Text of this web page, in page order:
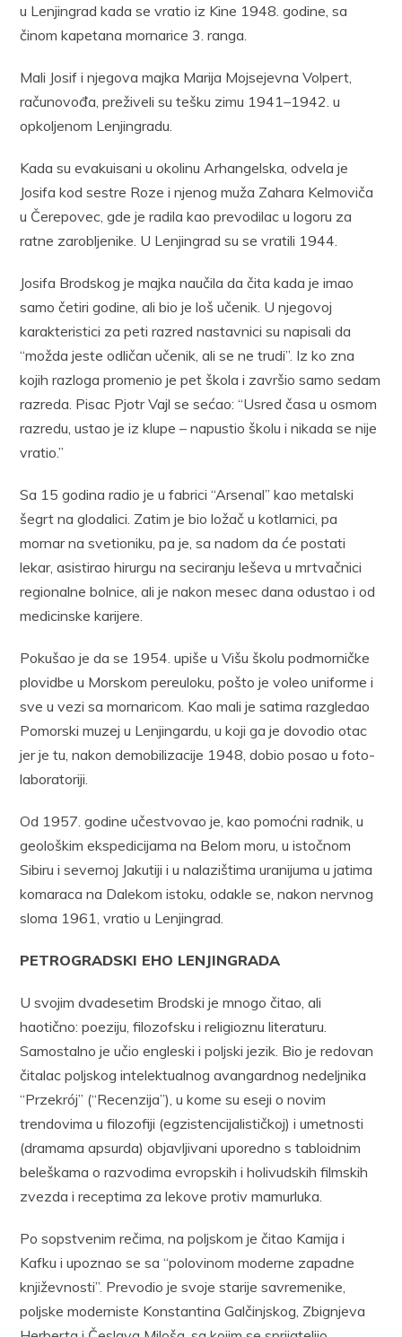
u Lenjingrad kada se vratio iz Kine 1948. godine, sa
činom kapetana mornarice 3. ranga.
Mali Josif i njegova majka Marija Mojsejevna Volpert,
računovođa, preživeli su tešku zimu 1941–1942. u
opkoljenom Lenjingradu.
Kada su evakuisani u okolinu Arhangelska, odvela je
Josifa kod sestre Roze i njenog muža Zahara Kelmoviča
u Čerepovec, gde je radila kao prevodilac u logoru za
ratne zarobljenike. U Lenjingrad su se vratili 1944.
Josifa Brodskog je majka naučila da čita kada je imao
samo četiri godine, ali bio je loš učenik. U njegovoj
karakteristici za peti razred nastavnici su napisali da
“možda jeste odličan učenik, ali se ne trudi”. Iz ko zna
kojih razloga promenio je pet škola i završio samo sedam
razreda. Pisac Pjotr Vajl se sećao: “Usred časa u osmom
razredu, ustao je iz klupe – napustio školu i nikada se nije
vratio.”
Sa 15 godina radio je u fabrici “Arsenal” kao metalski
šegrt na glodalici. Zatim je bio ložač u kotlarnici, pa
mornar na svetioniku, pa je, sa nadom da će postati
lekar, asistirao hirurgu na seciranju leševa u mrtvačnici
regionalne bolnice, ali je nakon mesec dana odustao i od
medicinske karijere.
Pokušao je da se 1954. upiše u Višu školu podmorničke
plovidbe u Morskom pereuloku, pošto je voleo uniforme i
sve u vezi sa mornaricom. Kao mali je satima razgledao
Pomorski muzej u Lenjingardu, u koji ga je dovodio otac
jer je tu, nakon demobilizacije 1948, dobio posao u foto-
laboratoriji.
Od 1957. godine učestvovao je, kao pomoćni radnik, u
geološkim ekspedicijama na Belom moru, u istočnom
Sibiru i severnoj Jakutiji i u nalazištima uranijuma u jatima
komaraca na Dalekom istoku, odakle se, nakon nervnog
sloma 1961, vratio u Lenjingrad.
PETROGRADSKI EHO LENJINGRADA
U svojim dvadesetim Brodski je mnogo čitao, ali
haotično: poeziju, filozofsku i religioznu literaturu.
Samostalno je učio engleski i poljski jezik. Bio je redovan
čitalac poljskog intelektualnog avangardnog nedeljnika
“Przekrój” (“Recenzija”), u kome su eseji o novim
trendovima u filozofiji (egzistencijalističkoj) i umetnosti
(dramama apsurda) objavljivani uporedno s tabloidnim
beleškama o razvodima evropskih i holivudskih filmskih
zvezda i receptima za lekove protiv mamurluka.
Po sopstvenim rečima, na poljskom je čitao Kamija i
Kafku i upoznao se sa “polovinom moderne zapadne
književnosti”. Prevodio je svoje starije savremenike,
poljske moderniste Konstantina Galčinjskog, Zbignjeva